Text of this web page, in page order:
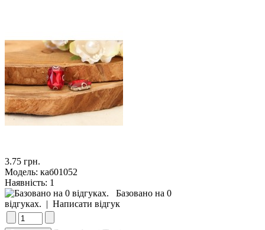
3.75 грн.
Модель: каб01052
Наявність: 1
Базовано на 0
відгуках. | Написати відгук